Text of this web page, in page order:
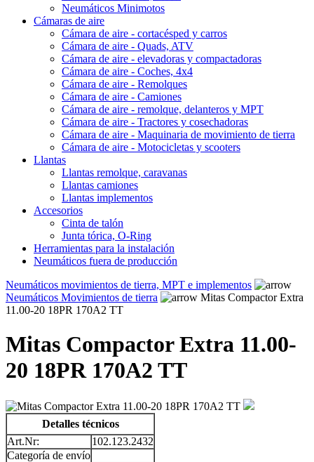
Neumáticos Minimotos
Cámaras de aire
Cámara de aire - cortacésped y carros
Cámara de aire - Quads, ATV
Cámara de aire - elevadoras y compactadoras
Cámara de aire - Coches, 4x4
Cámara de aire - Remolques
Cámara de aire - Camiones
Cámara de aire - remolque, delanteros y MPT
Cámara de aire - Tractores y cosechadoras
Cámara de aire - Maquinaria de movimiento de tierra
Cámara de aire - Motocicletas y scooters
Llantas
Llantas remolque, caravanas
Llantas camiones
Llantas implementos
Accesorios
Cinta de talón
Junta tórica, O-Ring
Herramientas para la instalación
Neumáticos fuera de producción
Neumáticos movimientos de tierra, MPT e implementos
Neumáticos Movimientos de tierra
Mitas Compactor Extra
11.00-20 18PR 170A2 TT
Mitas Compactor Extra 11.00-
20 18PR 170A2 TT
Detalles técnicos
Art.Nr:
102.123.2432
Categoría de envío